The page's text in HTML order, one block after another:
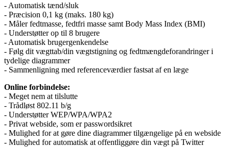
- Automatisk tænd/sluk
- Præcision 0,1 kg (maks. 180 kg)
- Måler fedtmasse, fedtfri masse samt Body Mass Index (BMI)
- Understøtter op til 8 brugere
- Automatisk brugergenkendelse
- Følg dit vægttab/din vægtstigning og fedtmængdeforandringer i
tydelige diagrammer
- Sammenligning med referenceværdier fastsat af en læge
Online forbindelse:
- Meget nem at tilslutte
- Trådløst 802.11 b/g
- Understøtter WEP/WPA/WPA2
- Privat webside, som er passwordsikret
- Mulighed for at gøre dine diagrammer tilgængelige på en webside
- Mulighed for automatisk at offentliggøre din vægt på Twitter